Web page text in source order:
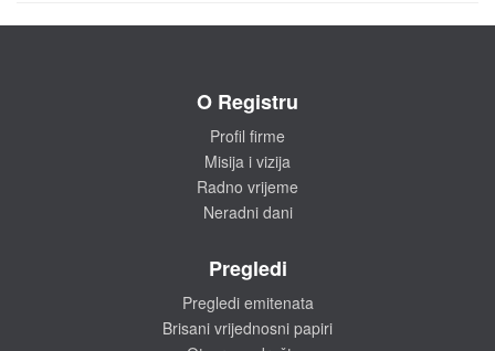
O Registru
Profil firme
Misija i vizija
Radno vrijeme
Neradni dani
Pregledi
Pregledi emitenata
Brisani vrijednosni papiri